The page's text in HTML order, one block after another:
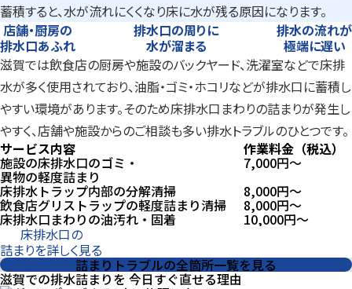
蓄積すると、水が流れにくくなり床に水が残る原因になります。
店舗・厨房の
排水口あふれ
排水口の周りに
水が溜まる
排水の流れが
極端に遅い
滋賀では飲食店の厨房や施設のバックヤード、洗濯室などで床排
水が多く使用されており、油脂・ゴミ・ホコリなどが排水口に蓄積し
やすい環境があります。そのため床排水口まわりの詰まりが発生し
やすく、店舗や施設からのご相談も多い排水トラブルのひとつです。
サービス内容
作業料金（税込）
施設の床排水口のゴミ・
異物の軽度詰まり
7,000円〜
床排水トラップ内部の分解清掃
8,000円〜
飲食店グリストラップの軽度詰まり清掃 8,000円〜
床排水口まわりの油汚れ・固着 10,000円〜
床排水口の
詰まりを詳しく見る
詰まりトラブルの全箇所一覧を見る
滋賀での排水詰まりを 今日すぐ直せる理由